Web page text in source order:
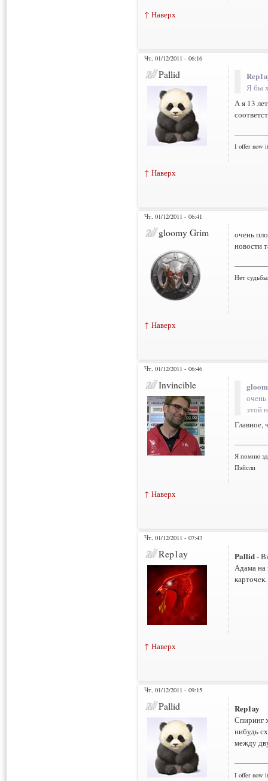
↑ Наверх
Чт, 01/12/2011 - 06:16
Pallid
Я бы
А я 13
I offer now
↑ Наверх
Чт, 01/12/2011 - 06:41
gloomy Grim
очень
новости
Нет
↑ Наверх
Чт, 01/12/2011 - 06:46
Invincible
очень
этой
Главное,
Я помню
Пэйсли
↑ Наверх
Чт, 01/12/2011 - 07:43
Rep1ay Pallid-
Адама на
карточек.
↑ Наверх
Чт, 01/12/2011 - 09:15
Pallid Rep1ay
Спиринг
нибудь
между
I offer now